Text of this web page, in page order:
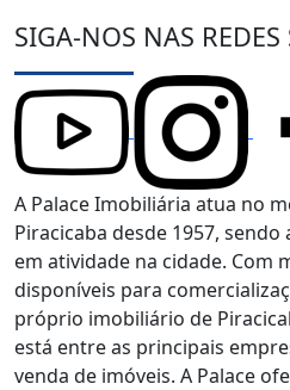
SIGA-NOS NAS REDES
A Palace Imobiliária atua no
Piracicaba desde 1957,
em atividade na cidade. Com
disponíveis para
próprio imobiliário de
está entre as principais
venda de imóveis. A Palace